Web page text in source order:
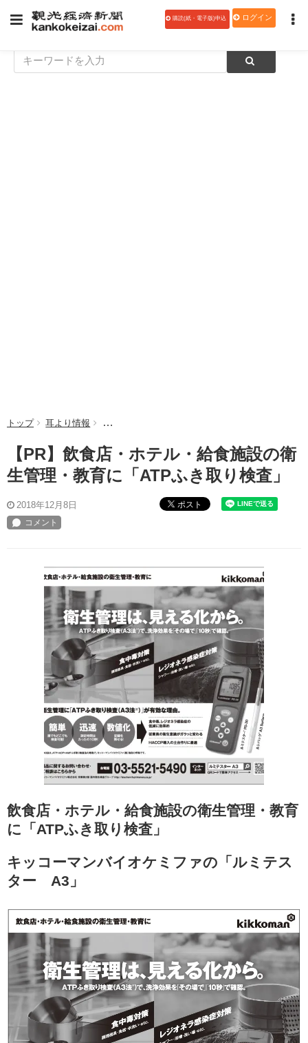
購読(紙・電子版)申込 ログイン
トップ 耳より情報 【PR】飲食店・ホテル・給食施設の衛生管理・教
【PR】飲食店・ホテル・給食施設の衛
生管理・教育に「ATPふき取り検査」
2018年12月8日 ポスト
飲食店・ホテル・給食施設の衛生管理・教育
に「ATPふき取り検査」
キッコーマンバイオケミファの「ルミテス
ター A3」